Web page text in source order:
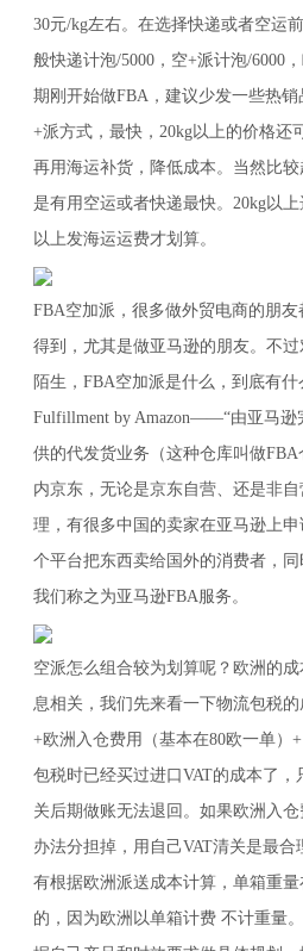
30元/kg左右。在选择快递或者空运
般快递计泡/5000，空+派计泡/6000
期刚开始做FBA，建议少发一些热
+派方式，最快，20kg以上的价格还
再用海运补货，降低成本。当然比
是有用空运或者快递最快。20kg以
以上发海运运费才划算。
FBA空加派，很多做外贸电商的朋
得到，尤其是做亚马逊的朋友。不
陌生，FBA空加派是什么，到底有
Fulfillment by Amazon——“由亚马逊
供的代发货业务（这种仓库叫做
内京东，无论是京东自营、还是非
理，有很多中国的卖家在亚马逊上
个平台把东西卖给国外的消费者，同
我们称之为亚马逊FBA服务。
空派怎么组合较为划算呢？欧洲的
息相关，我们先来看一下物流包税
+欧洲入仓费用（基本在80欧一单）
包税时已经买过进口VAT的成本了，
关后期做账无法退回。如果欧洲入
办法分担掉，用自己VAT清关是最
有根据欧洲派送成本计算，单箱重
的，因为欧洲以单箱计费 不计重量